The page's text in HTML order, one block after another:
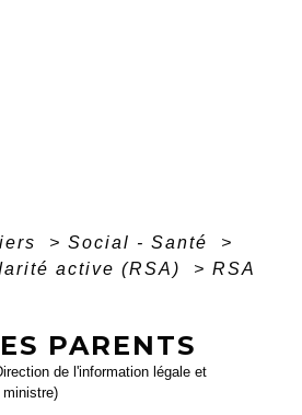
> Social - Santé
>
active (RSA)
> RSA
PARENTS
de l'information légale et